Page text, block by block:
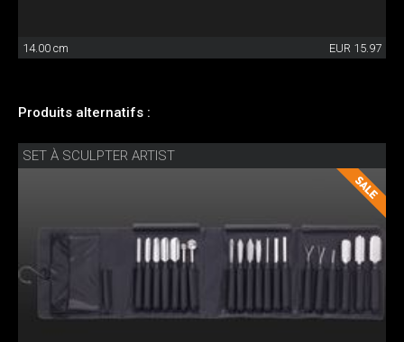
14.00 cm EUR 15.97
Produits alternatifs :
SET À SCULPTER ARTIST